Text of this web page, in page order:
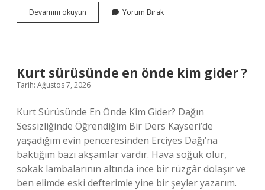
Devamını okuyun
cila
Yorum Bırak
Kurt sürüsünde en önde kim gider ?
Tarih: Ağustos 7, 2026
Kurt Sürüsünde En Önde Kim Gider? Dağın
Sessizliğinde Öğrendiğim Bir Ders Kayseri’de
yaşadığım evin penceresinden Erciyes Dağı’na
baktığım bazı akşamlar vardır. Hava soğuk olur,
sokak lambalarının altında ince bir rüzgâr dolaşır ve
ben elimde eski defterimle yine bir şeyler yazarım.